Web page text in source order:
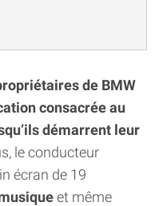
de BMW
consacrée au
démarrent leur
le conducteur
écran de 19
et même